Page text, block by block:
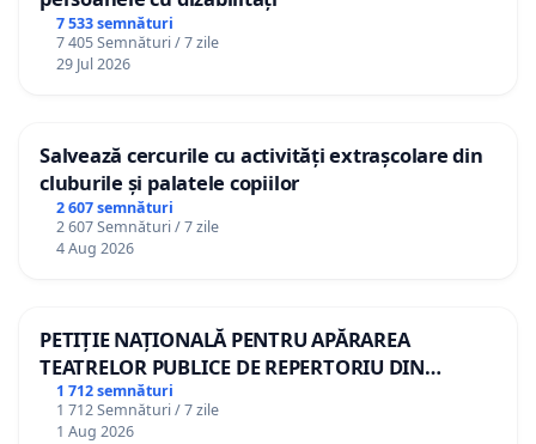
7 533 semnături
7 405 Semnături / 7 zile
29 Jul 2026
Salvează cercurile cu activități extrașcolare din
cluburile și palatele copiilor
2 607 semnături
2 607 Semnături / 7 zile
4 Aug 2026
PETIȚIE NAȚIONALĂ PENTRU APĂRAREA
TEATRELOR PUBLICE DE REPERTORIU DIN
ROMÂNIA
1 712 semnături
1 712 Semnături / 7 zile
1 Aug 2026